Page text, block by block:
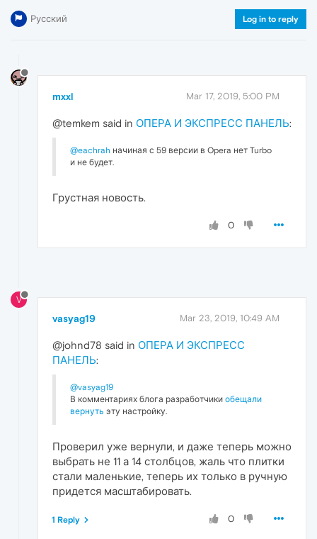
Русский Log in to reply
mxxl Mar 17, 2019, 5:00 PM
@temkem said in ОПЕРА И ЭКСПРЕСС ПАНЕЛЬ:
@eachrah начиная с 59 версии в Opera нет Turbo
и не будет.
Грустная новость.
0
V
vasyag19 Mar 23, 2019, 10:49 AM
@johnd78 said in ОПЕРА И ЭКСПРЕСС
ПАНЕЛЬ:
@vasyag19
В комментариях блога разработчики обещали
вернуть эту настройку.
Проверил уже вернули, и даже теперь можно
выбрать не 11 а 14 столбцов, жаль что плитки
стали маленькие, теперь их только в ручную
придется масштабировать.
0
1 Reply